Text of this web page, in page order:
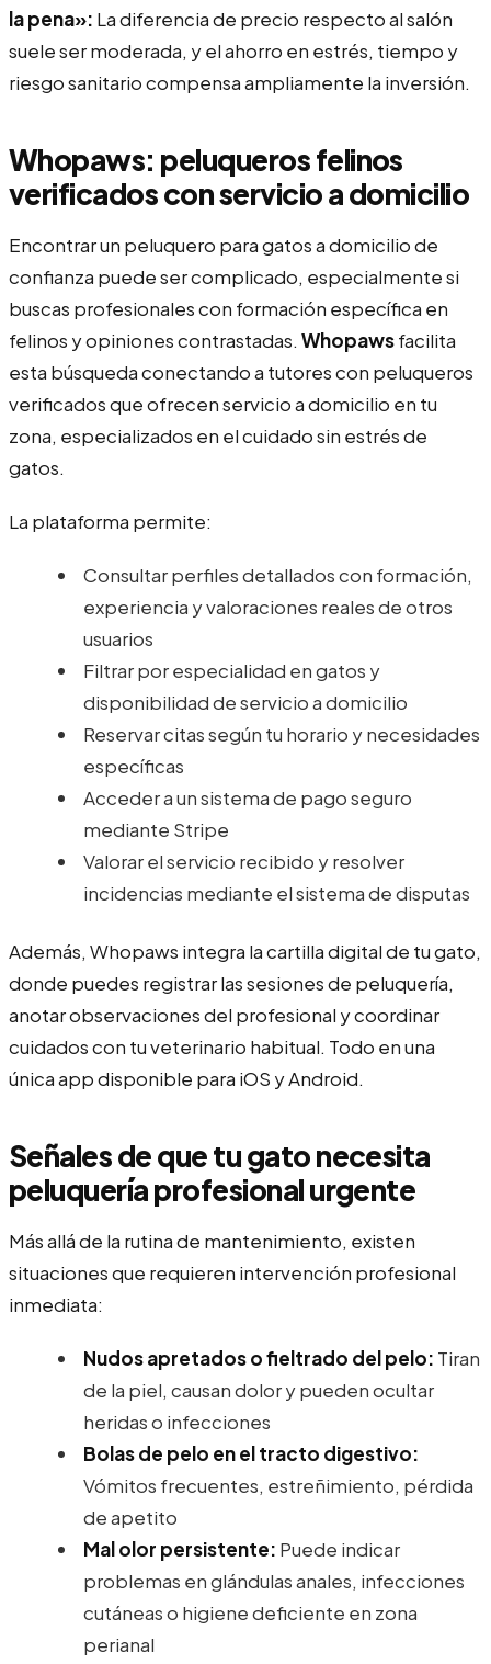
la pena»: La diferencia de precio respecto al salón
suele ser moderada, y el ahorro en estrés, tiempo y
riesgo sanitario compensa ampliamente la inversión.
Whopaws: peluqueros felinos
verificados con servicio a domicilio
Encontrar un peluquero para gatos a domicilio de
confianza puede ser complicado, especialmente si
buscas profesionales con formación específica en
felinos y opiniones contrastadas. Whopawsfacilita
esta búsqueda conectando a tutores con peluqueros
verificados que ofrecen servicio a domicilio en tu
zona, especializados en el cuidado sin estrés de
gatos.
La plataforma permite:
Consultar perfiles detallados con formación,
experiencia y valoraciones reales de otros
usuarios
Filtrar por especialidad en gatos y
disponibilidad de servicio a domicilio
Reservar citas según tu horario y necesidades
específicas
Acceder a un sistema de pago seguro
mediante Stripe
Valorar el servicio recibido y resolver
incidencias mediante el sistema de disputas
Además, Whopaws integra la cartilla digital de tu gato,
donde puedes registrar las sesiones de peluquería,
anotar observaciones del profesional y coordinar
cuidados con tu veterinario habitual. Todo en una
única app disponible para iOS y Android.
Señales de que tu gato necesita
peluquería profesional urgente
Más allá de la rutina de mantenimiento, existen
situaciones que requieren intervención profesional
inmediata:
Nudos apretados o fieltrado del pelo: Tiran
de la piel, causan dolor y pueden ocultar
heridas o infecciones
Bolas de pelo en el tracto digestivo:
Vómitos frecuentes, estreñimiento, pérdida
de apetito
Mal olor persistente: Puede indicar
problemas en glándulas anales, infecciones
cutáneas o higiene deficiente en zona
perianal